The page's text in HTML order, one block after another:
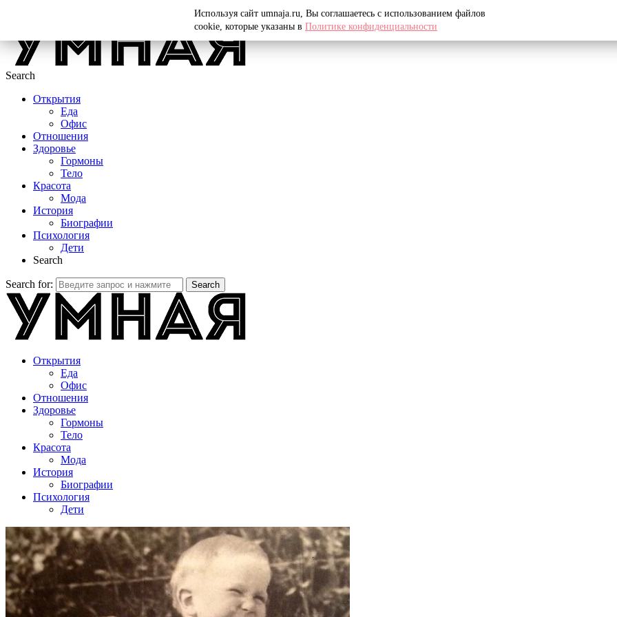
Search
Открытия
Еда
Офис
Отношения
Здоровье
Гормоны
Тело
Красота
Мода
История
Биографии
Психология
Дети
Search
Search for: Search
Открытия
Еда
Офис
Отношения
Здоровье
Гормоны
Тело
Красота
Мода
История
Биографии
Психология
Дети
Используя сайт umnaja.ru, Вы соглашаетесь с использованием файлов
cookie, которые указаны в Политике конфиденциальности